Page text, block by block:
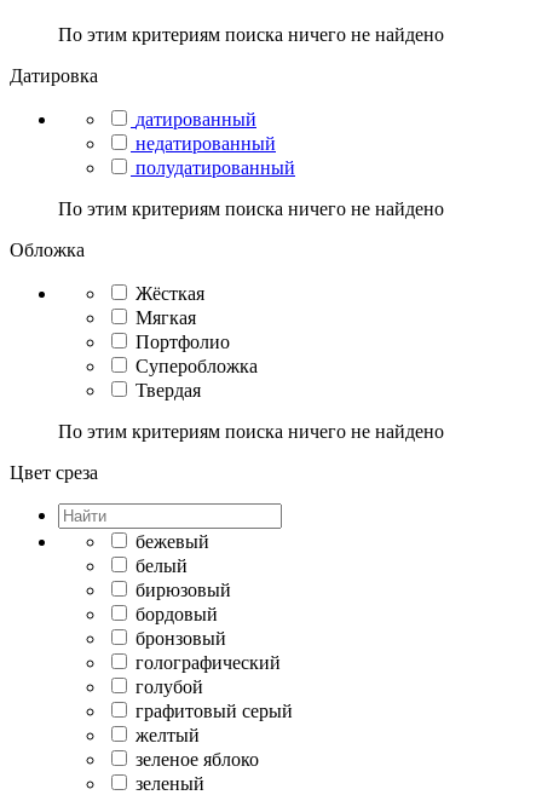
По этим критериям поиска ничего не найдено
Датировка
датированный
недатированный
полудатированный
По этим критериям поиска ничего не найдено
Обложка
Жёсткая
Мягкая
Портфолио
Суперобложка
Твердая
По этим критериям поиска ничего не найдено
Цвет среза
бежевый
белый
бирюзовый
бордовый
бронзовый
голографический
голубой
графитовый серый
желтый
зеленое яблоко
зеленый